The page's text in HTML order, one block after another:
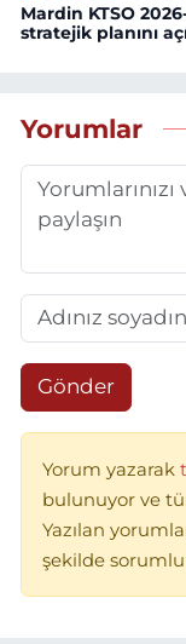
Mardin KTSO
stratejik planını
Yorumlar
Gönder
Yorum yazarak
bulunuyor ve
Yazılan
şekilde